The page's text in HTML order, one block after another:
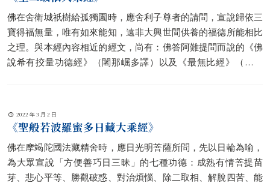
佛在舍衛城祇樹給孤獨園時，應舍利子尊者的請問，宣說歸依三
寶得福無量，唯有如來能知，遠非大興世間供養的福德所能相比
之理。與本經內容相近的經文，尚有：佛答阿難提問而說的《佛
說希有挍量功德經》（闍那崛多譯）以及《最無比經》（玄奘
2022 年 3 月 2 日
《聖般若波羅蜜多日藏大乘經》
佛在摩竭陀國法藏精舍時，應日光明菩薩所問，先以日輪為喻，
為大眾宣說「方便善巧日三昧」的七種功德：成熟有情菩提苗
芽、悲心平等、勝觀破惑、對治煩惱、除二取相、解脫四苦、能